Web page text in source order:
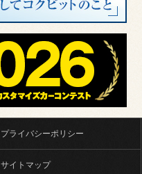
プライバシーポリシー
サイトマップ